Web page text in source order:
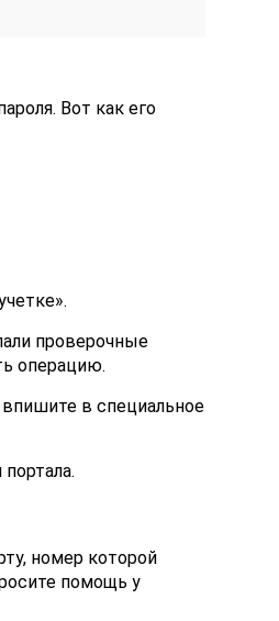
Вот как его
проверочные
операцию.
в специальное
номер которой
помощь у